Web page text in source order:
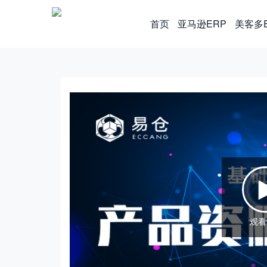
首页 亚马逊ERP 美客多
观